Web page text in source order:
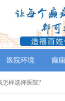
医院环境 癫
怎样选择医院?